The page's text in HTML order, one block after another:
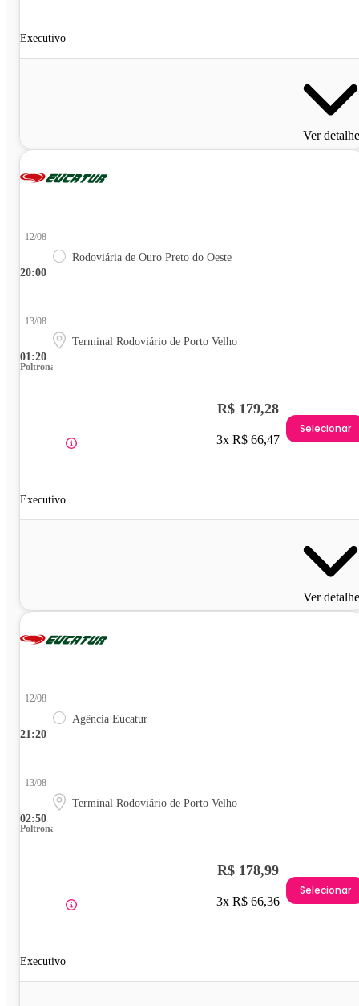
Executivo
Ver
20:00
12/08
Rodoviária de Ouro Preto do Oeste
01:20
13/08
Terminal Rodoviário de Porto Velho
Poltrona
Executivo
R$ 179,28
3x R$ 66,47
Selecionar
Ver
21:20
12/08
Agência Eucatur
02:50
13/08
Terminal Rodoviário de Porto Velho
Poltrona
Executivo
R$ 178,99
3x R$ 66,36
Selecionar